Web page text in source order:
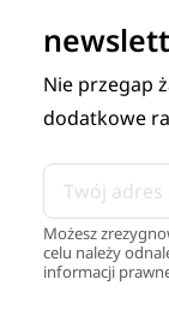
Nie przegap
dodatkowe
Możesz
celu należy
informacji